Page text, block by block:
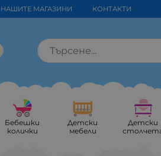
НАШИТЕ МАГАЗИНИ КОНТАКТИ
Бебешки
колички
Детски
мебели
Детски